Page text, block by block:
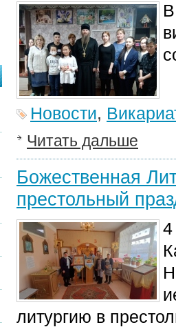
Новости,
Читать дальше
Божественная
престольный
4
литургию в